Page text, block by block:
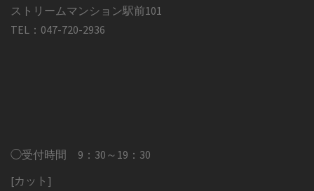
ストリームマンション駅前101
TEL：047-720-2936
◯受付時間 9：30～19：30
[カット]